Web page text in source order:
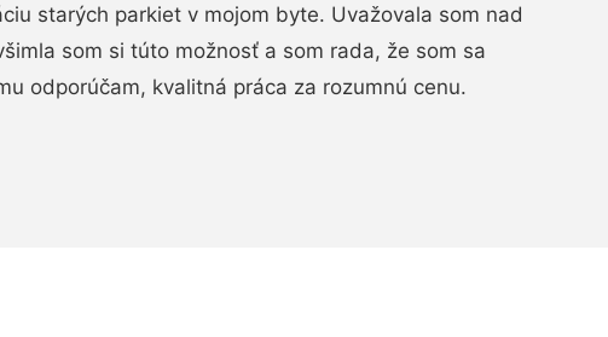
starých parkiet v mojom byte. Uvažovala som nad
som si túto možnosť a som rada, že som sa
odporúčam, kvalitná práca za rozumnú cenu.